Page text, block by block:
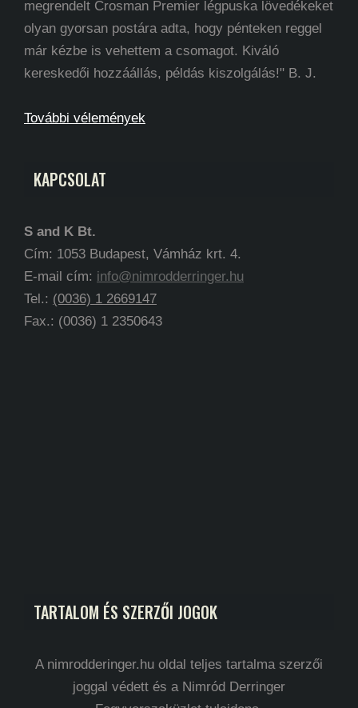
megrendelt Crosman Premier légpuska lövedékeket
olyan gyorsan postára adta, hogy pénteken reggel
már kézbe is vehettem a csomagot. Kiváló
kereskedői hozzáállás, példás kiszolgálás!" B. J.
További vélemények
KAPCSOLAT
S and K Bt.
Cím: 1053 Budapest, Vámház krt. 4.
E-mail cím: info@nimrodderringer.hu
Tel.: (0036) 1 2669147
Fax.: (0036) 1 2350643
TARTALOM ÉS SZERZŐI JOGOK
A nimrodderinger.hu oldal teljes tartalma szerzői
joggal védett és a Nimród Derringer